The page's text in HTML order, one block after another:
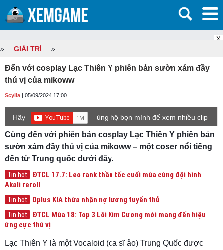
X
» GIẢI TRÍ »
Đến với cosplay Lạc Thiên Y phiên bản sườn xám đầy
thú vị của mikoww
Scylla | 05/09/2024 17:00
Hãy
ủng hộ bọn mình để xem nhiều clip
game mới hơn nhé!
Cùng đến với phiên bản cosplay Lạc Thiên Y phiên bản
sườn xám đầy thú vị của mikoww – một coser nổi tiếng
đến từ Trung quốc dưới đây.
Tin hot
ĐTCL 17.7: Leo rank thần tốc cuối mùa cùng đội hình
Akali reroll
Tin hot Dplus KIA thừa nhận nợ lương tuyển thủ
Tin hot
ĐTCL Mùa 18: Top 3 Lõi Kim Cương mới mang đến hiệu
ứng cực thú vị
Lạc Thiên Y là một Vocaloid (ca sĩ ảo) Trung Quốc được